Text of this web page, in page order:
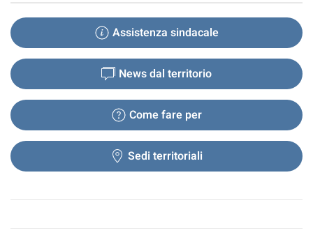
Assistenza sindacale
News dal territorio
Come fare per
Sedi territoriali